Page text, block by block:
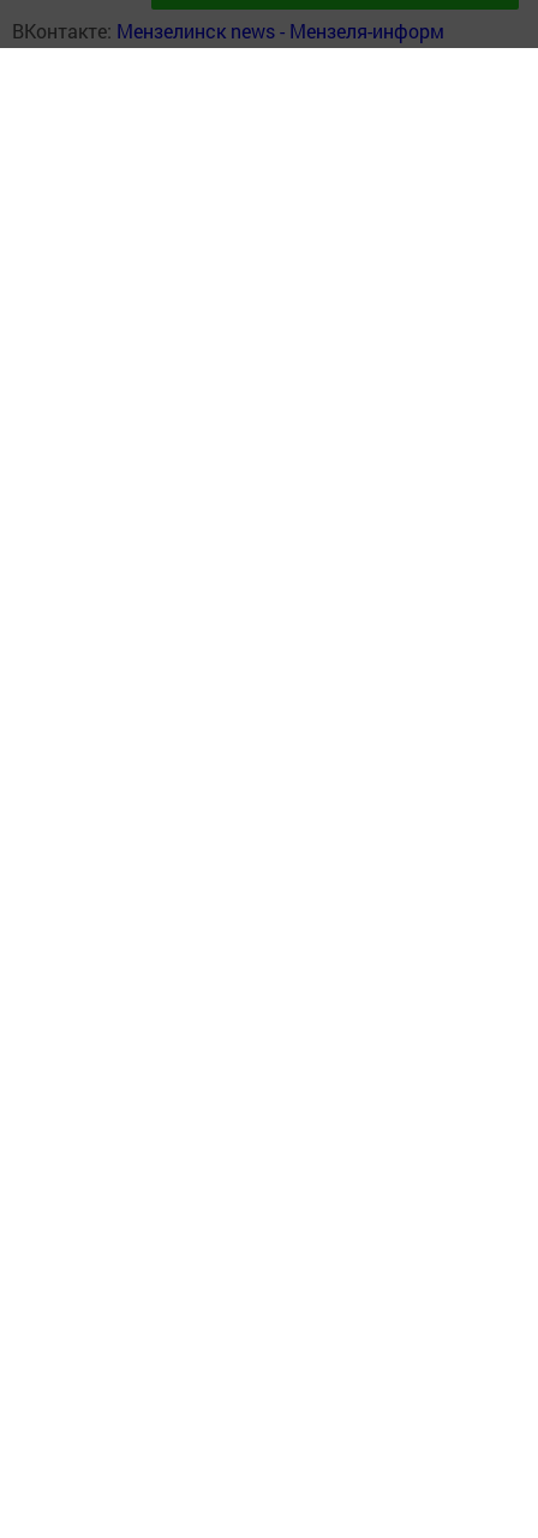
ВКонтакте: Мензелинск news - Мензеля-информ